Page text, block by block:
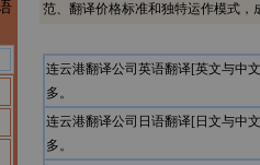
范、翻译价格标准和独特运作模式
连云港翻译公司英语翻译[英文与中
多。
连云港翻译公司日语翻译[日文与中
多。